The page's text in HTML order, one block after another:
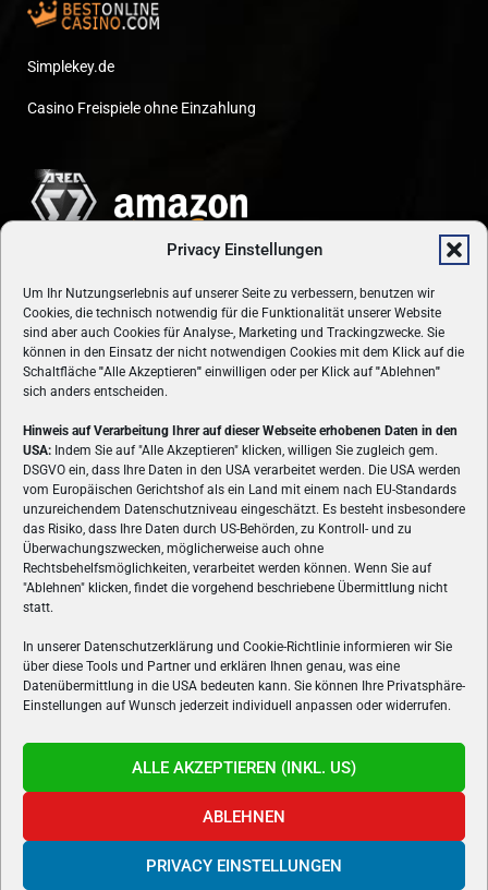
Privacy Einstellungen
Um Ihr Nutzungserlebnis auf unserer Seite zu verbessern, benutzen wir
Cookies, die technisch notwendig für die Funktionalität unserer Website
sind aber auch Cookies für Analyse-, Marketing und Trackingzwecke. Sie
können in den Einsatz der nicht notwendigen Cookies mit dem Klick auf die
Schaltfläche "Alle Akzeptieren" einwilligen oder per Klick auf"Ablehnen"
sich anders entscheiden.
Hinweis auf Verarbeitung Ihrer auf dieser Webseite erhobenen Daten in den
USA: Indem Sie auf "Alle Akzeptieren" klicken, willigen Sie zugleich gem.
DSGVO ein, dass Ihre Daten in den USA verarbeitet werden. Die USA werden
vom Europäischen Gerichtshof als ein Land mit einem nach EU-Standards
unzureichendem Datenschutzniveau eingeschätzt. Es besteht insbesondere
das Risiko, dass Ihre Daten durch US-Behörden, zu Kontroll- und zu
Überwachungszwecken, möglicherweise auch ohne
Rechtsbehelfsmöglichkeiten, verarbeitet werden können. Wenn Sie auf
"Ablehnen" klicken, findet die vorgehend beschriebene Übermittlung nicht
statt.
In unserer Datenschutzerklärung und Cookie-Richtlinie informieren wir Sie
über diese Tools und Partner und erklären Ihnen genau, was eine
Datenübermittlung in die USA bedeuten kann. Sie können Ihre Privatsphäre-
Einstellungen auf Wunsch jederzeit individuell anpassen oder widerrufen.
ALLE AKZEPTIEREN (INKL. US)
ABLEHNEN
PRIVACY EINSTELLUNGEN
Simplekey.de
Casino Freispiele ohne Einzahlung
ÜBER UNS
VON GAMERN, FÜR GAMER! Gamers.at ist das älteste Online-
Spielemagazin Österreichs und bringt täglich aktuelle News,
Reviews und Videos zu PC- und Konsolenspielen, Gaming-
Hardware und aus der Welt des e-Sport's.
FOLGE UNS